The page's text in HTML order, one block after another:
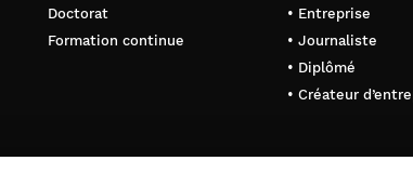
Doctorat
Formation continue
• Entreprise
• Journaliste
• Diplômé
• Créateur